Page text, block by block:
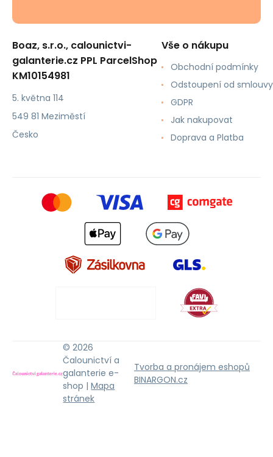
Boaz, s.r.o., calounictvi-
galanterie.cz PPL ParcelShop
KM10154981
5. května 114
549 81 Meziměstí
Česko
Vše o nákupu
Obchodní podmínky
Odstoupení od smlouvy
GDPR
Jak nakupovat
Doprava a Platba
© 2026
Čalounictví a
galanterie e-
shop |Mapa
stránek
Tvorba a pronájem eshopů
BINARGON.cz